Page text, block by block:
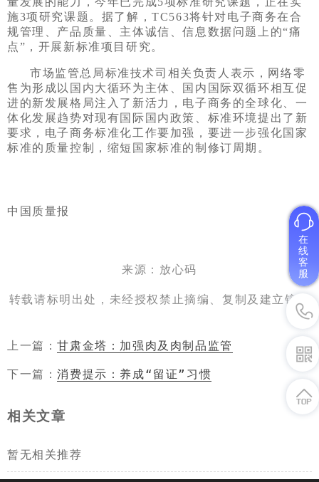
施3项研究课题。据了解，TC563将针对电子商务在合
规管理、产品质量、主体诚信、信息数据问题上的“痛
点”，开展新标准项目研究。
市场监管总局标准技术司相关负责人表示，网络零
售为形成以国内大循环为主体、国内国际双循环相互促
进的新发展格局注入了新活力，电子商务的全球化、一
体化发展趋势对现有国际国内政策、标准环境提出了新
要求，电子商务标准化工作要加强，要进一步强化国家
标准的质量控制，缩短国家标准的制修订周期。
中国质量报
来源：放心码
转载请标明出处，未经授权禁止摘编、复制及建立镜像
上一篇：甘肃金塔：加强肉及肉制品监管
下一篇：消费提示：养成“留证”习惯
相关文章
暂无相关推荐
在
线
客
服